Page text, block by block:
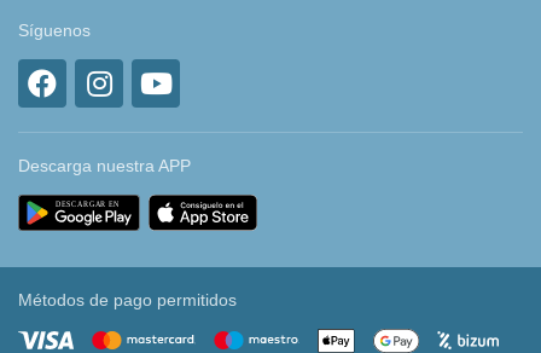
Síguenos
Descarga nuestra APP
Métodos de pago permitidos